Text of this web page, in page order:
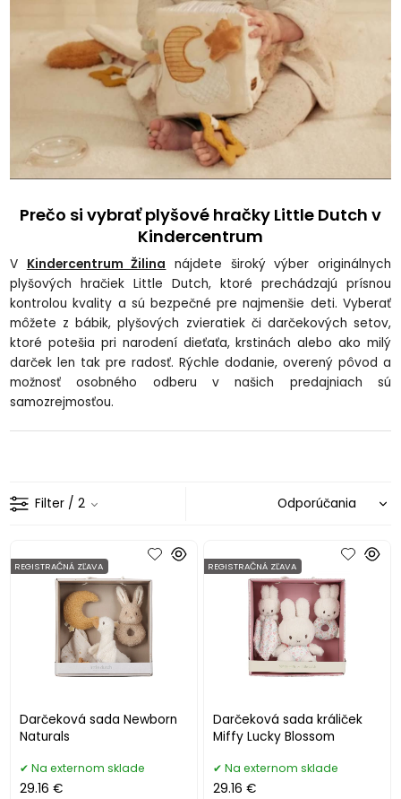
Prečo si vybrať plyšové hračky Little Dutch v
Kindercentrum
V Kindercentrum Žilina nájdete široký výber originálnych
plyšových hračiek Little Dutch, ktoré prechádzajú prísnou
kontrolou kvality a sú bezpečné pre najmenšie deti. Vyberať
môžete z bábik, plyšových zvieratiek či darčekových setov,
ktoré potešia pri narodení dieťaťa, krstinách alebo ako milý
darček len tak pre radosť. Rýchle dodanie, overený pôvod a
možnosť osobného odberu v našich predajniach sú
samozrejmosťou.
Filter / 2
Darčeková sada Newborn
Naturals
REGISTRAČNÁ ZĽAVA
Na externom sklade
29.16 €
Darčeková sada králiček
Miffy Lucky Blossom
REGISTRAČNÁ ZĽAVA
Na externom sklade
29.16 €